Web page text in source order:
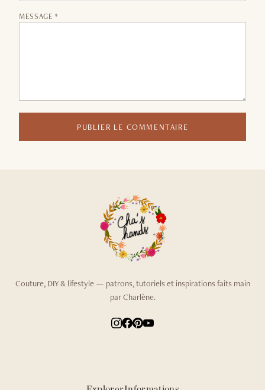
MESSAGE *
PUBLIER LE COMMENTAIRE
Couture, DIY & lifestyle — patrons, tutoriels et inspirations faits main
par Charlène.